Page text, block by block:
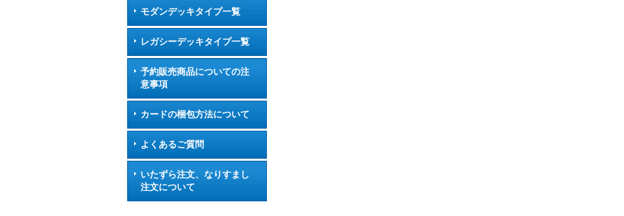
モダンデッキタイプ一覧
レガシーデッキタイプ一覧
予約販売商品についての注
意事項
カードの梱包方法について
よくあるご質問
いたずら注文、なりすまし
注文について